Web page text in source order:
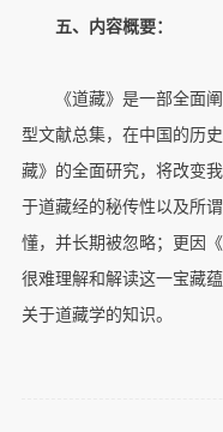
五、内容概要：
《道藏》是一部全面
型文献总集，在中国的历
藏》的全面研究，将改变
于道藏经的秘传性以及所
懂，并长期被忽略；更因
很难理解和解读这一宝藏
关于道藏学的知识。